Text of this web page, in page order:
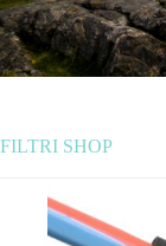
FILTRI SHOP